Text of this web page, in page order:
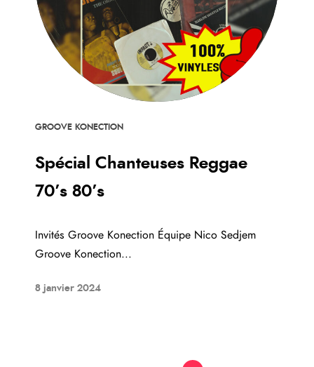
GROOVE KONECTION
Spécial Chanteuses Reggae
70’s 80’s
Invités Groove Konection Équipe Nico Sedjem
Groove Konection...
8 janvier 2024